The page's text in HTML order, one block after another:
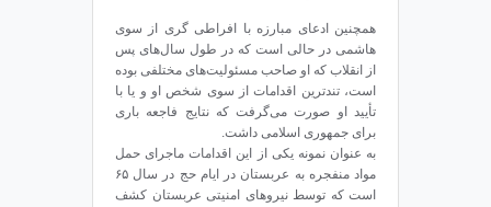
همچنین ادعای مبارزه با افراطی گری از سوی
هاشمی در حالی است که در طول‌ سال‌های پس
از انقلاب که او صاحب مسئولیت‌های مختلفی بوده
است، تندترین اقدامات از سوی شخص او و یا با
تأیید او صورت می‌گرفت که نتایج فاجعه باری
برای جمهوری اسلامی داشت.
به عنوان نمونه یکی از این اقدامات ماجرای حمل
مواد منفجره به عربستان در ایام حج در سال ۶۵
است که توسط نیروهای امنیتی عربستان کشف